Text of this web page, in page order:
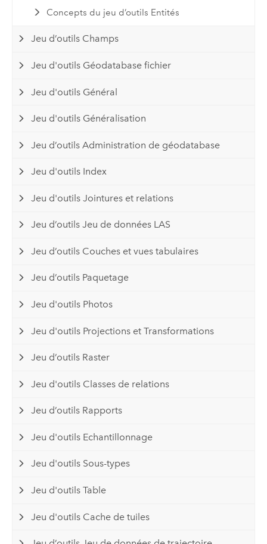
Concepts du jeu d’outils Entités
Jeu d’outils Champs
Jeu d'outils Géodatabase fichier
Jeu d'outils Général
Jeu d'outils Généralisation
Jeu d’outils Administration de géodatabase
Jeu d'outils Index
Jeu d'outils Jointures et relations
Jeu d’outils Jeu de données LAS
Jeu d’outils Couches et vues tabulaires
Jeu d’outils Paquetage
Jeu d'outils Photos
Jeu d'outils Projections et Transformations
Jeu d’outils Raster
Jeu d'outils Classes de relations
Jeu d’outils Rapports
Jeu d'outils Echantillonnage
Jeu d'outils Sous-types
Jeu d'outils Table
Jeu d'outils Cache de tuiles